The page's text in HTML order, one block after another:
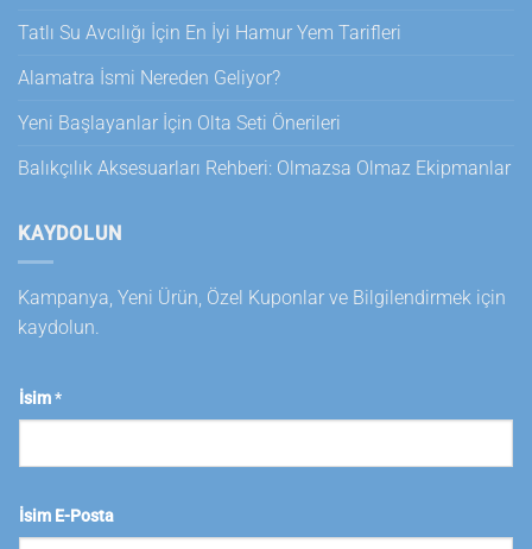
Tatlı Su Avcılığı İçin En İyi Hamur Yem Tarifleri
Alamatra İsmi Nereden Geliyor?
Yeni Başlayanlar İçin Olta Seti Önerileri
Balıkçılık Aksesuarları Rehberi: Olmazsa Olmaz Ekipmanlar
KAYDOLUN
Kampanya, Yeni Ürün, Özel Kuponlar ve Bilgilendirmek için
kaydolun.
İsim*
İsim E-Posta